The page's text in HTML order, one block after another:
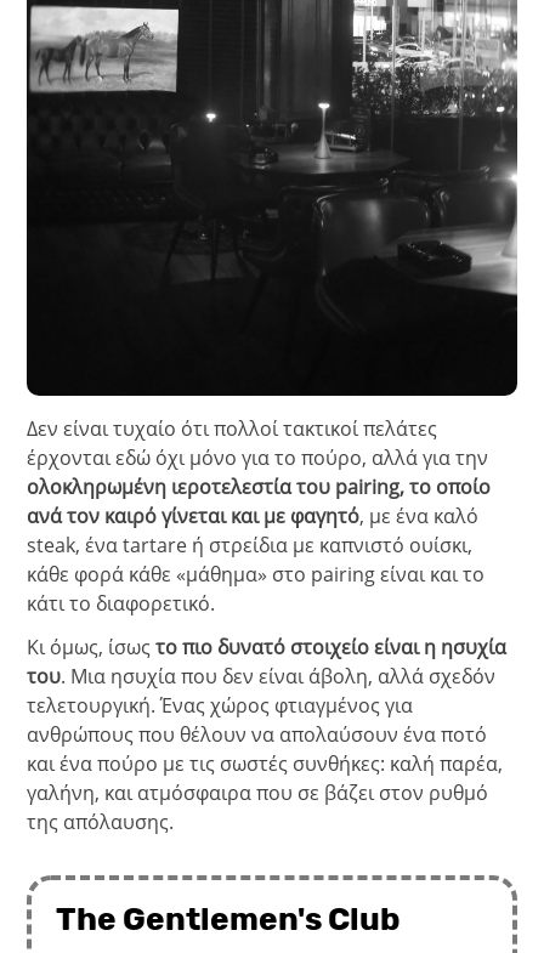
Δεν είναι τυχαίο ότι πολλοί τακτικοί πελάτες
έρχονται εδώ όχι μόνο για το πούρο, αλλά για την
ολοκληρωμένη ιεροτελεστία του pairing, το οποίο
ανά τον καιρό γίνεται και με φαγητό, με ένα καλό
steak, ένα tartare ή στρείδια με καπνιστό ουίσκι,
κάθε φορά κάθε «μάθημα» στο pairing είναι και το
κάτι το διαφορετικό.
Κι όμως, ίσωςτο πιο δυνατό στοιχείο είναι η ησυχία
του. Μια ησυχία που δεν είναι άβολη, αλλά σχεδόν
τελετουργική. Ένας χώρος φτιαγμένος για
ανθρώπους που θέλουν να απολαύσουν ένα ποτό
και ένα πούρο με τις σωστές συνθήκες: καλή παρέα,
γαλήνη, και ατμόσφαιρα που σε βάζει στον ρυθμό
της απόλαυσης.
The Gentlemen's Club